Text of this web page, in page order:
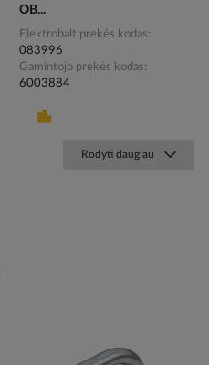
OB...
Elektrobalt prekės kodas
083996
Gamintojo prekės kodas
6003884
Rodyti daugiau